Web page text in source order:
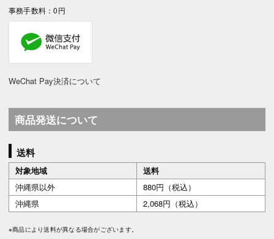
事務手数料：0円
WeChat Pay決済について
商品発送について
送料
対象地域
送料
沖縄県以外
880円（税込）
沖縄県
2,068円（税込）
※商品により送料が異なる場合がございます。